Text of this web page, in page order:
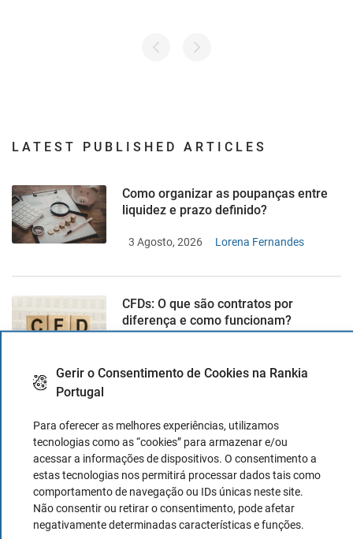
Gerir o Consentimento de Cookies na Rankia
Portugal
Para oferecer as melhores experiências, utilizamos
tecnologias como as “cookies” para armazenar e/ou
acessar a informações de dispositivos. O consentimento a
estas tecnologias nos permitirá processar dados tais como
comportamento de navegação ou IDs únicas neste site.
Não consentir ou retirar o consentimento, pode afetar
negativamente determinadas características e funções.
LATEST PUBLISHED ARTICLES
Como organizar as poupanças entre
liquidez e prazo definido?
3 Agosto, 2026 Lorena Fernandes
CFDs: O que são contratos por
diferença e como funcionam?
8 Junho, 2019 Diana Costa
Decisão da Fed em julho de 2026:
taxas de juro mantidas, mas já há